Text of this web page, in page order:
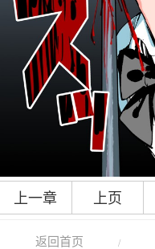
上一章 上页
返回首页 /